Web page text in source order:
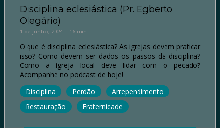
Disciplina eclesiástica (Pr. Egberto
Olegário)
1 de junho, 2024 | 16 min
O que é disciplina eclesiástica? As igrejas devem praticar
isso? Como devem ser dados os passos da disciplina?
Como a igreja local deve lidar com o pecado?
Acompanhe no podcast de hoje!
Disciplina
Perdão
Arrependimento
Restauração
Fraternidade